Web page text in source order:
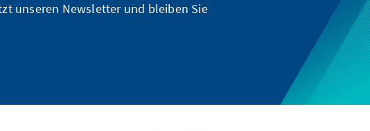
unseren Newsletter und bleiben Sie